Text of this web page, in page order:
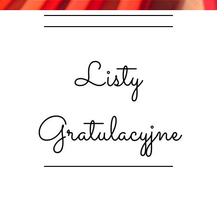
Listy
Gratulacyjne